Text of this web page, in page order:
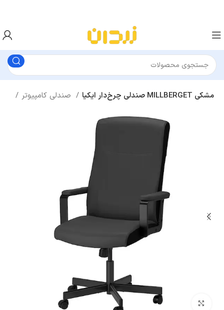
صندلی چرخ‌دار ایکیا MILLBERGET مشکی
بزرگنمایی تصویر